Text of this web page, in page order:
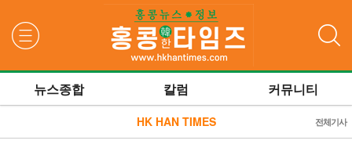
뉴스종합 칼럼 커뮤니티
HK HAN TIMES 전체기사